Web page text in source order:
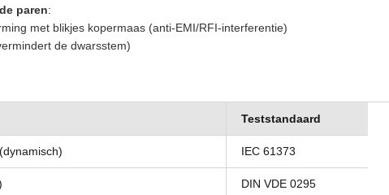
paren:
met blikjes kopermaas (anti-EMI/RFI-interferentie)
de dwarsstem)
Teststandaard
IEC 61373
DIN VDE 0295